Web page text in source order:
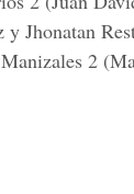
Jhonatan
2